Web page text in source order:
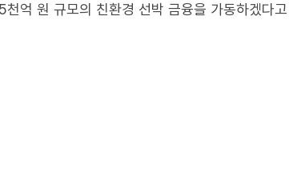
억 원 규모의 친환경 선박 금융을 가동하겠다고